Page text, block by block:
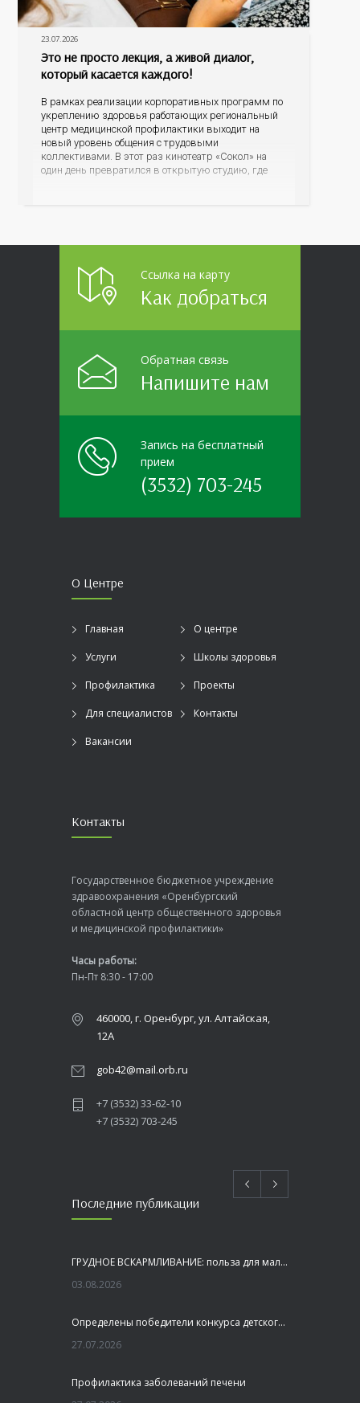
23.07.2026
Это не просто лекция, а живой диалог,
который касается каждого!
В рамках реализации корпоративных программ по
укреплению здоровья работающих региональный
центр медицинской профилактики выходит на
новый уровень общения с трудовыми
коллективами. В этот раз кинотеатр «Сокол» на
один день превратился в открытую студию, где
Ссылка на карту
Как добраться
Обратная связь
Напишите нам
Запись на бесплатный
прием
(3532) 703-245
О Центре
Главная О центре
Услуги Школы здоровья
Профилактика Проекты
Для специалистов Контакты
Вакансии
Контакты
Государственное бюджетное учреждение
здравоохранения «Оренбургский
областной центр общественного здоровья
и медицинской профилактики»
Часы работы:
Пн-Пт 8:30 - 17:00
460000, г. Оренбург, ул. Алтайская,
12А
gob42@mail.orb.ru
+7 (3532) 33-62-10
+7 (3532) 703-245
Последние публикации
ГРУДНОЕ ВСКАРМЛИВАНИЕ: польза для малыша и мамы
03.08.2026
Определены победители конкурса детского рисунка «Я шагаю по Оренбуржью»
27.07.2026
Профилактика заболеваний печени